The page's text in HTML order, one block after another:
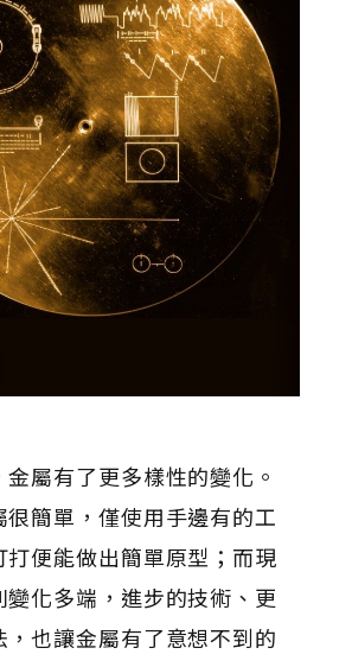
屬有了更多樣性的變化。
很簡單，僅使用手邊有的工
打便能做出簡單原型；而現
變化多端，進步的技術、更
，也讓金屬有了意想不到的